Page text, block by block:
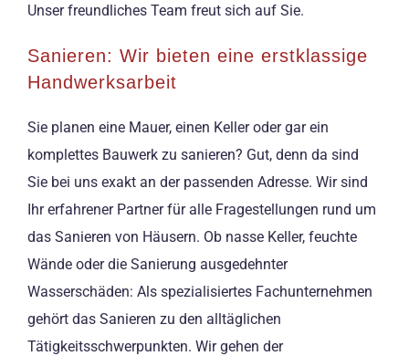
Unser freundliches Team freut sich auf Sie.
Sanieren: Wir bieten eine erstklassige
Handwerksarbeit
Sie planen eine Mauer, einen Keller oder gar ein
komplettes Bauwerk zu sanieren? Gut, denn da sind
Sie bei uns exakt an der passenden Adresse. Wir sind
Ihr erfahrener Partner für alle Fragestellungen rund um
das Sanieren von Häusern. Ob nasse Keller, feuchte
Wände oder die Sanierung ausgedehnter
Wasserschäden: Als spezialisiertes Fachunternehmen
gehört das Sanieren zu den alltäglichen
Tätigkeitsschwerpunkten. Wir gehen der